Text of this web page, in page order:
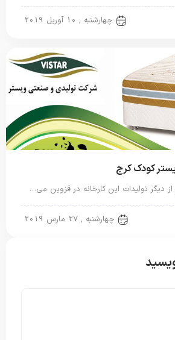
چهارشنبه , 10 آوریل 2019
کودک کرج
تولیدات این کارخانه در قزوین می…
چهارشنبه , 27 مارس 2019